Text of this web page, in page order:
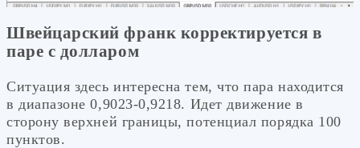
Швейцарский франк корректируется в
паре с долларом
Ситуация здесь интересна тем, что пара находится
в диапазоне 0,9023-0,9218. Идет движение в
сторону верхней границы, потенциал порядка 100
пунктов.